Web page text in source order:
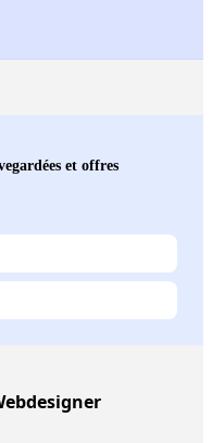
et offres